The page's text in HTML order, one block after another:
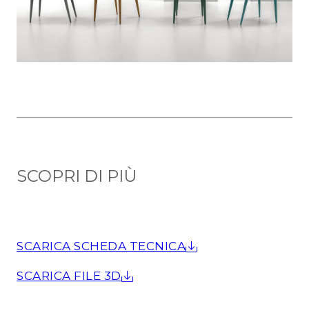
SCOPRI DI PIÙ
SCARICA SCHEDA TECNICA
SCARICA FILE 3D